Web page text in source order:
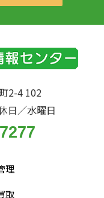
2-4 102
日／水曜日
理
取